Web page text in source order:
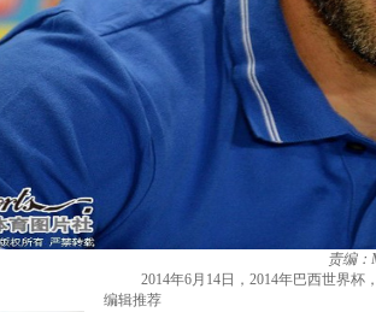
责编：
2014年6月14日，2014年巴西世界
编辑推荐